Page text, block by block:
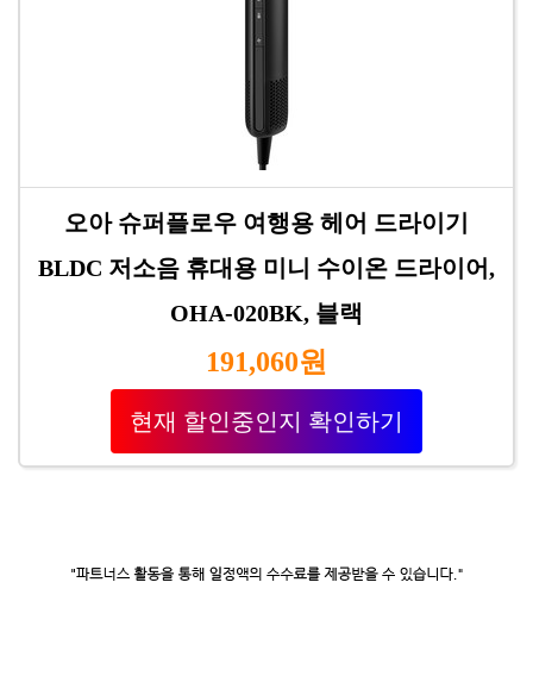
오아 슈퍼플로우 여행용 헤어 드라이기
BLDC 저소음 휴대용 미니 수이온 드라이어,
OHA-020BK, 블랙
191,060원
현재 할인중인지 확인하기